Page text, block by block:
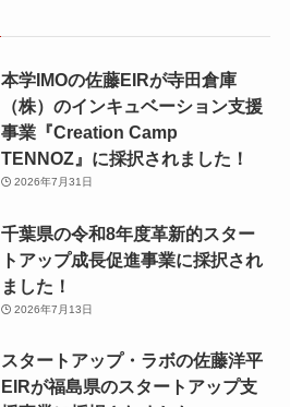
本学IMOの佐藤EIRが寺田倉庫
（株）のインキュベーション支援
事業『Creation Camp
TENNOZ』に採択されました！
2026年7月31日
千葉県の令和8年度⾰新的スター
トアップ成⻑促進事業に採択され
ました！
2026年7月13日
スタートアップ・ラボの佐藤洋平
EIRが福島県のスタートアップ支